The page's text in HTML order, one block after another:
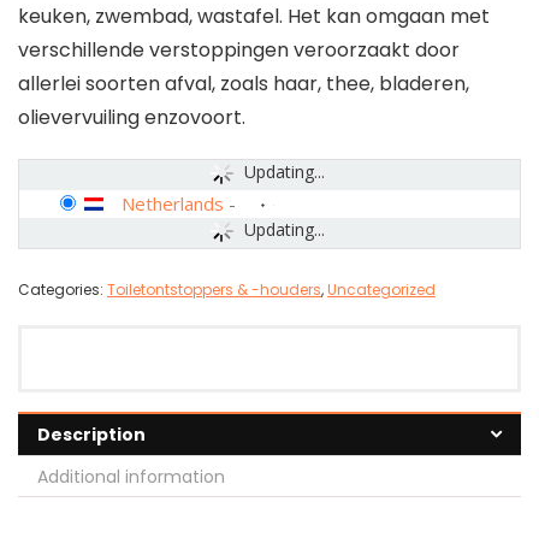
keuken, zwembad, wastafel. Het kan omgaan met
verschillende verstoppingen veroorzaakt door
allerlei soorten afval, zoals haar, thee, bladeren,
olievervuiling enzovoort.
Updating...
Updating...
Netherlands -
Categories: Toiletontstoppers & -houders,Uncategorized
Description
Additional information